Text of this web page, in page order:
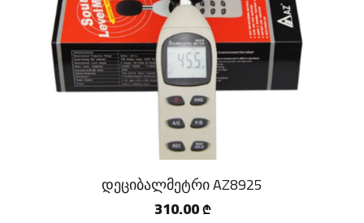
დეციბალმეტრი AZ8925
310.00 ₾